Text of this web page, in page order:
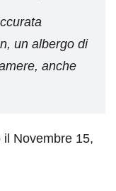
un albergo di
anche
Novembre 15,